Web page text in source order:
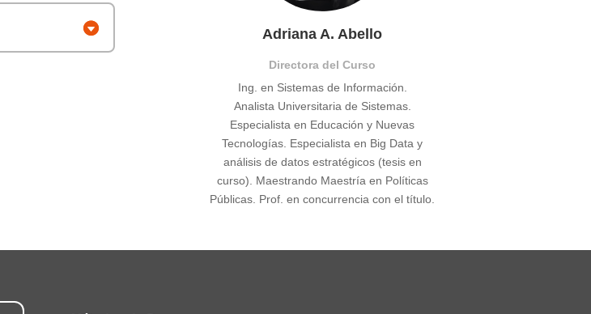
Adriana A. Abello
Directora del Curso
Ing. en Sistemas de Información.
Analista Universitaria de Sistemas.
Especialista en Educación y Nuevas
Tecnologías. Especialista en Big Data y
análisis de datos estratégicos (tesis en
curso). Maestrando Maestría en Políticas
Públicas. Prof. en concurrencia con el título.